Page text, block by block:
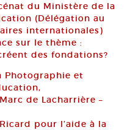
du Ministère de la
(Délégation au
internationales)
sur le thème :
des fondations?
Photographie et
de Lacharrière –
pour l’aide à la